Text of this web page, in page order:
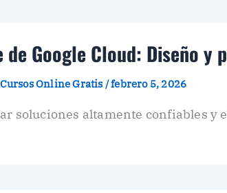
Google Cloud: Diseño y
Online Gratis /febrero 5, 2026
soluciones altamente confiables y